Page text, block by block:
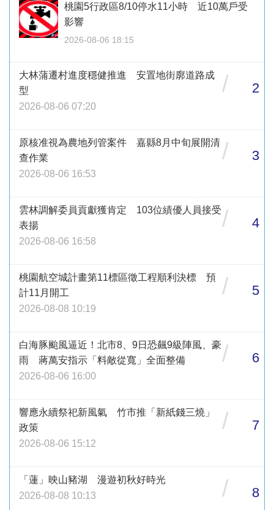
桃園5行政區8/10停水11小時 近10萬戶受
影響
2026-08-06 18:15
大林蒲遷村進度穩健推進 安置地街廓道路成
型
2026-08-06 07:20
/ 2
原核准視為農地列管案件 嘉縣8月中旬展開清
查作業
2026-08-06 16:53
/ 3
雲林調解委員貢獻獲肯定 103位績優人員接受
表揚
2026-08-06 16:58
/ 4
桃園航空城計畫第11標區徵工程順利決標 預
計11月開工
2026-08-08 10:19
/ 5
白海豚颱風逼近！北市8、9日恐飆9級陣風、豪
雨 蔣萬安指示「料敵從寬」全面整備
2026-08-06 16:00
/ 6
響應永續祭祀新風氣 竹市推「新紙錢三燒」
政策
2026-08-06 15:12
/ 7
「蓮」映山豬湖 漫遊初秋好時光
2026-08-08 10:13
/ 8